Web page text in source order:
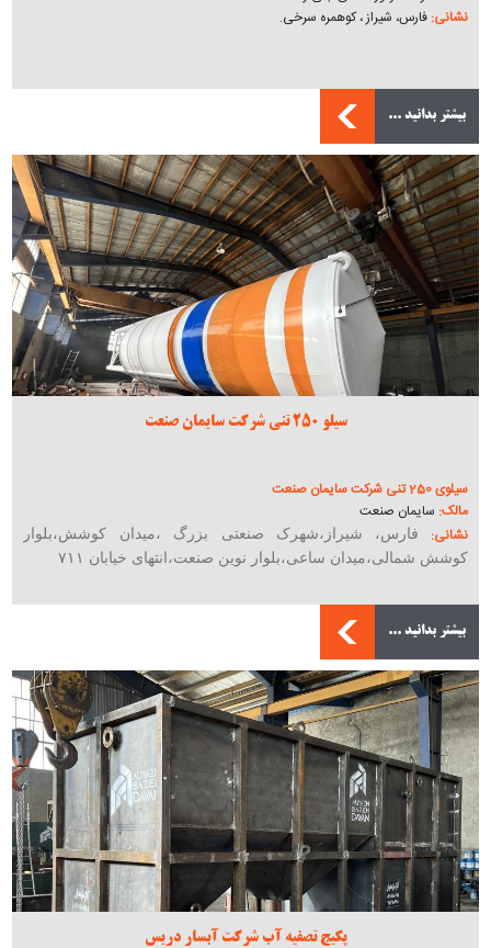
نشانی:فارس، شیراز ، کوهمره سرخی.
بیشتر بدانید ...
سیلو 250 تنی شرکت سایمان صنعت
سیلوی 250 تنی شرکت سایمان صنعت
مالک: سایمان صنعت
نشانی:
فارس، شیراز،شهرک صنعتی بزرگ ،میدان کوشش،بلوار
کوشش شمالی،میدان ساعی،بلوار نوین صنعت،انتهای خیابان ۷۱۱
بیشتر بدانید ...
پکیج تصفیه آب شرکت آبسار دریس